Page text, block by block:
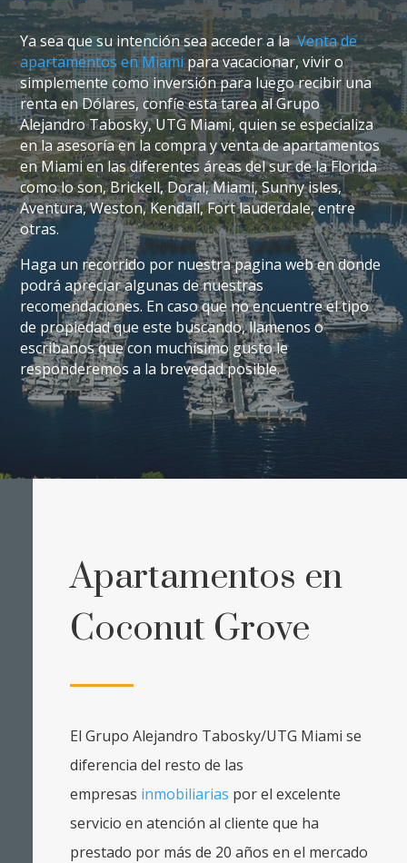
Ya sea que su intención sea acceder a laVenta de
apartamentos en Miami para vacacionar, vivir o
simplemente como inversión para luego recibir una
renta en Dólares, confíe esta tarea al Grupo
Alejandro Tabosky, UTG Miami, quien se especializa
en la asesoría en la compra y venta de apartamentos
en Miami en las diferentes áreas del sur de la Florida
como lo son, Brickell, Doral, Miami, Sunny isles,
Aventura, Weston, Kendall, Fort lauderdale, entre
otras.
Haga un recorrido por nuestra pagina web en donde
podrá apreciar algunas de nuestras
recomendaciones. En caso que no encuentre el tipo
de propiedad que este buscando, llamenos o
escribanos que con muchísimo gusto le
responderemos a la brevedad posible.
Apartamentos en
Coconut Grove
El Grupo Alejandro Tabosky/UTG Miami se
diferencia del resto de las
empresas inmobiliarias por el excelente
servicio en atención al cliente que ha
prestado por más de 20 años en el mercado